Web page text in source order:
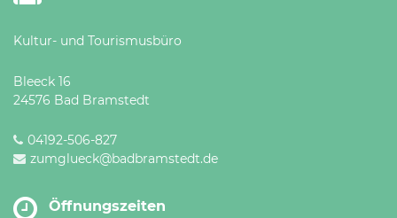
Kultur- und Tourismusbüro
Bleeck 16
24576 Bad Bramstedt
04192-506-827
zumglueck@badbramstedt.de
Öffnungszeiten